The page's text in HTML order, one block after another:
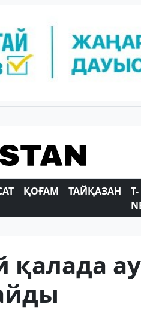
ҚОҒАМ ТАЙҚАЗАН
T-
қалада